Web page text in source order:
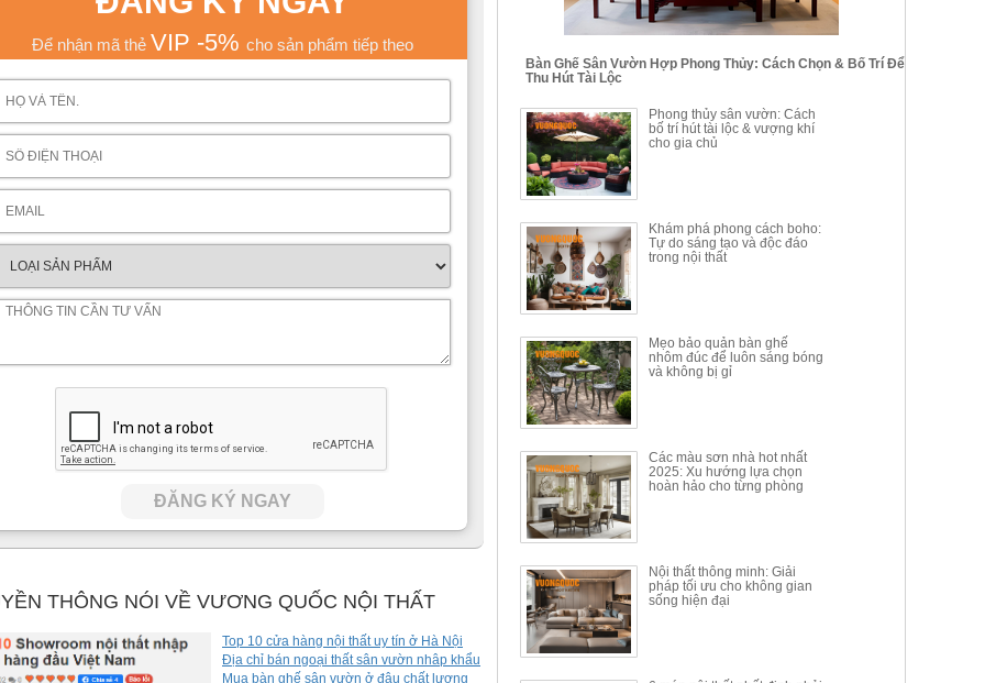
hợp với bộ sofa gam màu trắng tinh tế mang đến một tổng
Để nhận mã thẻ VIP -5% cho sản phẩm tiếp theo
ĐĂNG KÝ NGAY
THÔNG NÓI VỀ VƯƠNG QUỐC NỘI THẤT
Top 10 cửa hàng nội thất uy tín ở Hà Nội
Địa chỉ bán ngoại thất sân vườn nhâp khẩu
Mua bàn ghế sân vườn ở đâu chất lượng
BỘ BÀN TRÀ GỖ PHONG
CÁCH MỚI KẾT HỢP KHAY
NHÚNG TRÀ YDX
Mã sp: BT150.46
17.617.500đ
34.100.000đ
BỘ BÀN GHẾ CAFE KIỂU
DÁNG ĐƠN GIẢN HIỆN ĐẠI
HOY8010
BÀN GHẾ TRANG ĐIỂM
THÔNG MINH HIỆN ĐẠI
TÍCH HỢP SẠC...
Mã sp: HH.BTD08
6.510.000đ
BỘ BÀN ĂN ĐẢO MẶT ĐÁ
PHIẾN AK3699
Bàn Ghế Sân Vườn Hợp Phong Thủy: Cách Chọn & Bố Trí Để
Thu Hút Tài Lộc
Phong thủy sân vườn: Cách
bố trí hút tài lộc & vượng khí
cho gia chủ
Khám phá phong cách boho:
Tự do sáng tạo và độc đáo
trong nội thất
Mẹo bảo quản bàn ghế
nhôm đúc để luôn sáng bóng
và không bị gỉ
Các màu sơn nhà hot nhất
2025: Xu hướng lựa chọn
hoàn hảo cho từng phòng
Nội thất thông minh: Giải
pháp tối ưu cho không gian
sống hiện đại